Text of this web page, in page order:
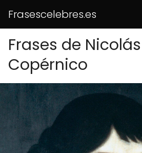
Frasescelebres.es
Frases de Nicolás
Copérnico